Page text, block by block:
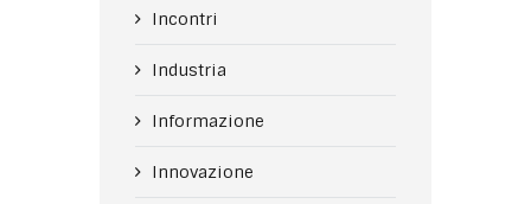
Incontri
Industria
Informazione
Innovazione